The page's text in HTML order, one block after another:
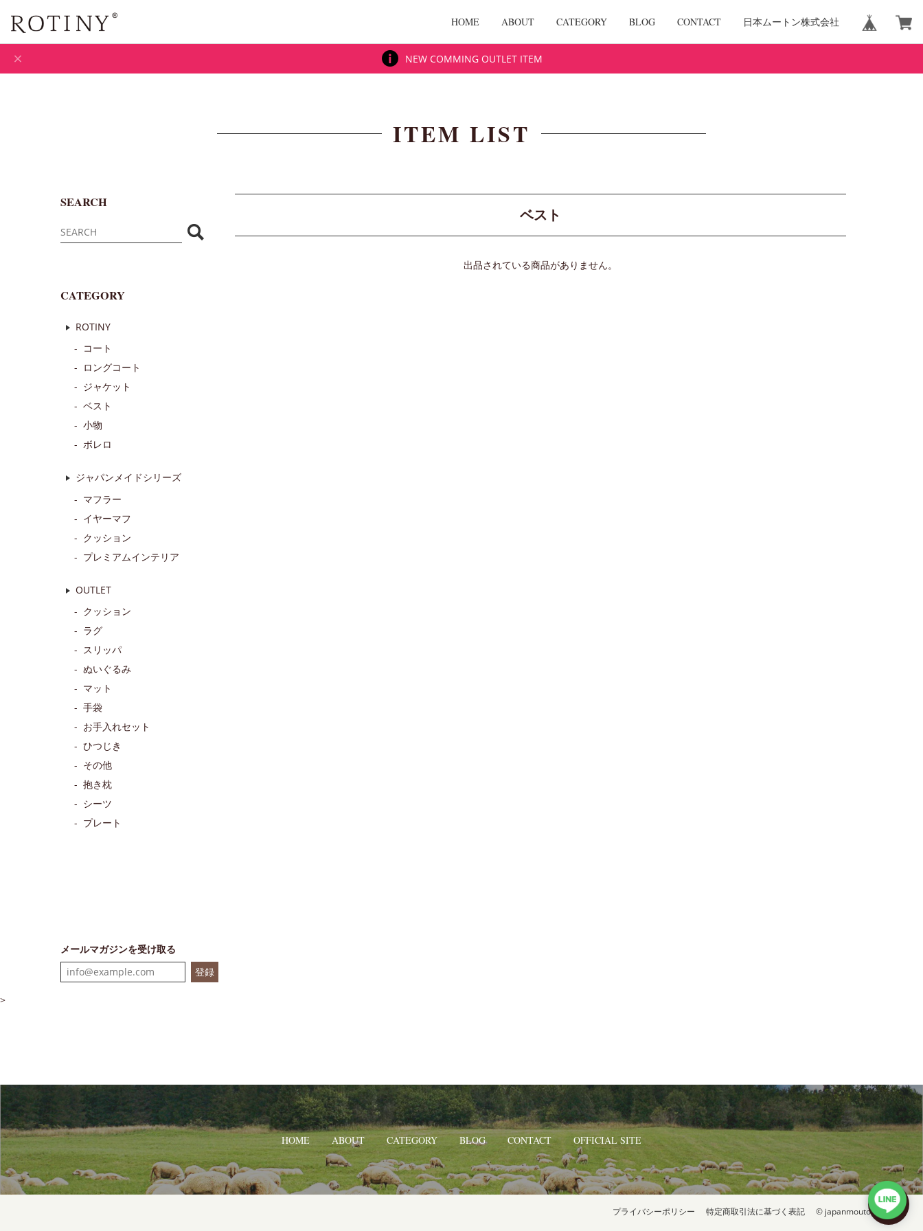
HOME ABOUT CATEGORY BLOG CONTACT 日本ムートン株式会社
NEW COMMING OUTLET ITEM
ITEM LIST
SEARCH
CATEGORY
ROTINY
コート
ロングコート
ジャケット
ベスト
小物
ボレロ
ジャパンメイドシリーズ
マフラー
イヤーマフ
クッション
プレミアムインテリア
OUTLET
クッション
ラグ
スリッパ
ぬいぐるみ
マット
手袋
お手入れセット
ひつじき
その他
抱き枕
シーツ
プレート
メールマガジンを受け取る
登録
ベスト
出品されている商品がありません。
>
HOME ABOUT CATEGORY BLOG CONTACT OFFICIAL SITE
プライバシーポリシー 特定商取引法に基づく表記 © japanmouton ROTINY